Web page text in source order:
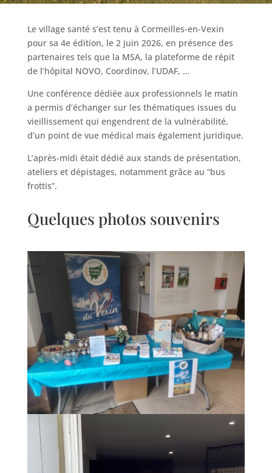
Le village santé s’est tenu à Cormeilles-en-Vexin
pour sa 4e édition, le 2 juin 2026, en présence des
partenaires tels que la MSA, la plateforme de répit
de l’hôpital NOVO, Coordinov, l’UDAF, …
Une conférence dédiée aux professionnels le matin
a permis d’échanger sur les thématiques issues du
vieillissement qui engendrent de la vulnérabilité,
d’un point de vue médical mais également juridique.
L’après-midi était dédié aux stands de présentation,
ateliers et dépistages, notamment grâce au “bus
frottis”.
Quelques photos souvenirs